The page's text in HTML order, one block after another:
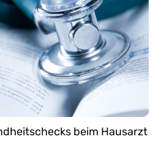
beim Hausarzt